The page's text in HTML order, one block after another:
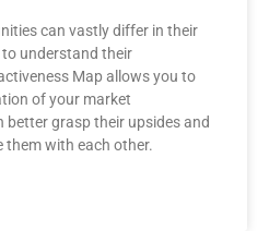
can vastly differ in their
understand their
Map allows you to
of your market
better grasp their upsides and
them with each other.